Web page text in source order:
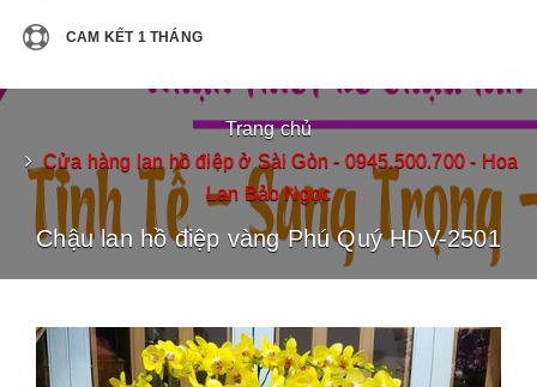
CAM KẾT 1 THÁNG
Trang chủ
Cửa hàng lan hồ điệp ở Sài Gòn - 0945.500.700 - Hoa
Lan Bảo Ngọc
Chậu lan hồ điệp vàng Phú Quý HDV-2501